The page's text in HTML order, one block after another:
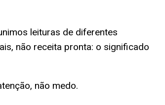
leituras de diferentes
não receita pronta: o significado
não medo.